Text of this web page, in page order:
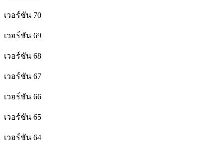
เวอร์ชัน 70
เวอร์ชัน 69
เวอร์ชัน 68
เวอร์ชัน 67
เวอร์ชัน 66
เวอร์ชัน 65
เวอร์ชัน 64